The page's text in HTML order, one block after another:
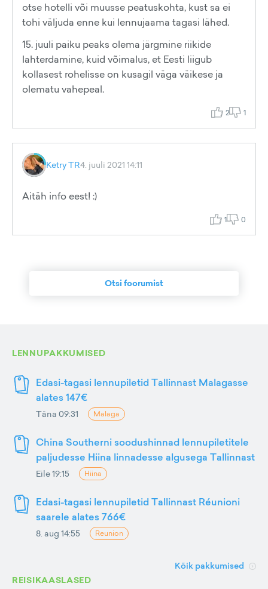
otse hotelli või muusse peatuskohta, kust sa ei
tohi väljuda enne kui lennujaama tagasi lähed.
15. juuli paiku peaks olema järgmine riikide
lahterdamine, kuid võimalus, et Eesti liigub
kollasest rohelisse on kusagil väga väikese ja
olematu vahepeal.
2 1
Ketry TR4. juuli 2021 14:11
Aitäh info eest! :)
1 0
Otsi foorumist
LENNUPAKKUMISED
Edasi-tagasi lennupiletid Tallinnast Malagasse
alates 147€
Täna 09:31 Malaga
China Southerni soodushinnad lennupiletitele
paljudesse Hiina linnadesse algusega Tallinnast
Eile 19:15 Hiina
Edasi-tagasi lennupiletid Tallinnast Réunioni
saarele alates 766€
8. aug 14:55 Reunion
Kõik pakkumised
REISIKAASLASED